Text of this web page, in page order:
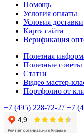
Помощь
Условия оплаты
Условия доставки
Карта сайта
Верификация
Полезная
Полезные советы
Статьи
Видео мастер-
Портфолио от
+7 (495) 228-72-27 +7